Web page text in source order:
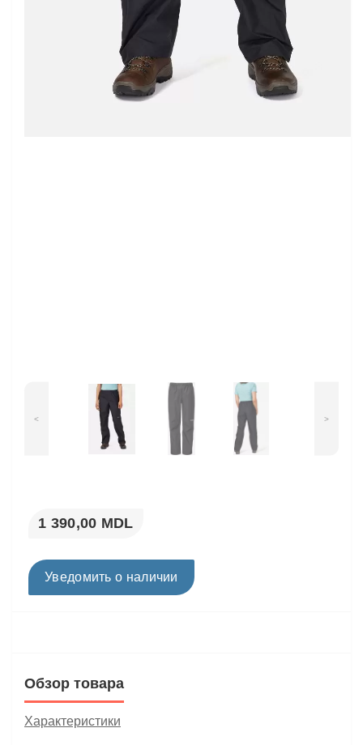
< >
1 390,00 MDL
Уведомить о наличии
Обзор товара
Характеристики